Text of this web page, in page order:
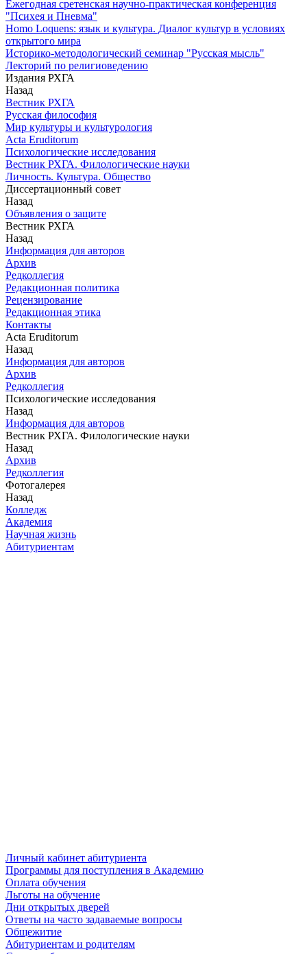
Ежегодная сретенская научно-практическая конференция
"Психея и Пневма"
Homo Loquens: язык и культура. Диалог культур в условиях
открытого мира
Историко-методологический семинар "Русская мысль"
Лекторий по религиоведению
Издания РХГА
Назад
Вестник РХГА
Русская философия
Мир культуры и культурология
Acta Eruditorum
Психологические исследования
Вестник РХГА. Филологические науки
Личность. Культура. Общество
Диссертационный совет
Назад
Объявления о защите
Вестник РХГА
Назад
Информация для авторов
Архив
Редколлегия
Редакционная политика
Рецензирование
Редакционная этика
Контакты
Acta Eruditorum
Назад
Информация для авторов
Архив
Редколлегия
Психологические исследования
Назад
Информация для авторов
Вестник РХГА. Филологические науки
Назад
Архив
Редколлегия
Фотогалерея
Назад
Колледж
Академия
Научная жизнь
Абитуриентам
Личный кабинет абитуриента
Программы для поступления в Академию
Оплата обучения
Льготы на обучение
Дни открытых дверей
Ответы на часто задаваемые вопросы
Общежитие
Абитуриентам и родителям